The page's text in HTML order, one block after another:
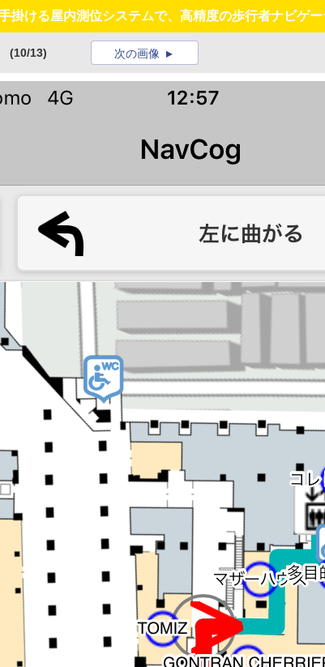
掛ける屋内測位システムで、高精度の歩行者ナビゲ
(10/13) 次の画像